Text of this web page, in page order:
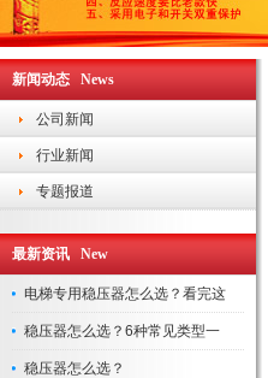
新闻动态 News
公司新闻
行业新闻
专题报道
最新资讯 New
电梯专用稳压器怎么选？看完这
稳压器怎么选？6种常见类型一
稳压器怎么选？